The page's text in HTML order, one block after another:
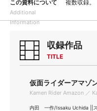
この資料について
Additional
Information
複数収録。
収録作品
TITLE
仮面ライダーアマゾ
Kamen Rider Amazon ／
内田 一作/Issaku Uchida ||